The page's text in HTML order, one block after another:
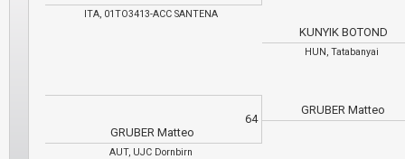
ITA, 01TO3413-ACC SANTENA
64
GRUBER Matteo
AUT, UJC Dornbirn
KUNYIK BOTOND
HUN, Tatabanyai
GRUBER Matteo